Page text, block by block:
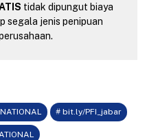
tidak dipungut biaya
segala jenis penipuan
# bit.ly/PFI_jabar